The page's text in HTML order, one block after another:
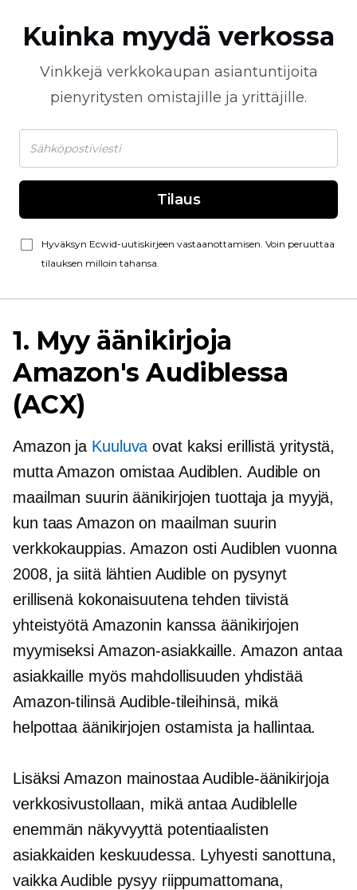
Kuinka myydä verkossa
Vinkkejä verkkokaupan asiantuntijoita
pienyritysten omistajille ja yrittäjille.
Tilaus
Hyväksyn Ecwid-uutiskirjeen vastaanottamisen. Voin peruuttaa
tilauksen milloin tahansa.
1. Myy äänikirjoja
Amazon's Audiblessa
(ACX)
Amazon ja Kuuluva ovat kaksi erillistä yritystä,
mutta Amazon omistaa Audiblen. Audible on
maailman suurin äänikirjojen tuottaja ja myyjä,
kun taas Amazon on maailman suurin
verkkokauppias. Amazon osti Audiblen vuonna
2008, ja siitä lähtien Audible on pysynyt
erillisenä kokonaisuutena tehden tiivistä
yhteistyötä Amazonin kanssa äänikirjojen
myymiseksi Amazon-asiakkaille. Amazon antaa
asiakkaille myös mahdollisuuden yhdistää
Amazon-tilinsä Audible-tileihinsä, mikä
helpottaa äänikirjojen ostamista ja hallintaa.
Lisäksi Amazon mainostaa Audible-äänikirjoja
verkkosivustollaan, mikä antaa Audiblelle
enemmän näkyvyyttä potentiaalisten
asiakkaiden keskuudessa. Lyhyesti sanottuna,
vaikka Audible pysyy riippumattomana,